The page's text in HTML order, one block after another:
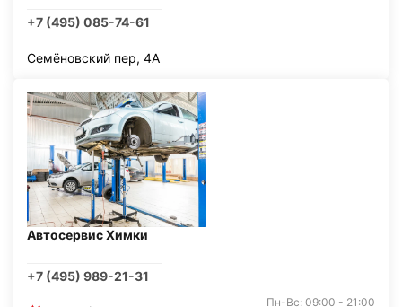
+7 (495) 085-74-61
Семёновский пер, 4А
Автосервис Химки
+7 (495) 989-21-31
Пн-Вс: 09:00 - 21:00